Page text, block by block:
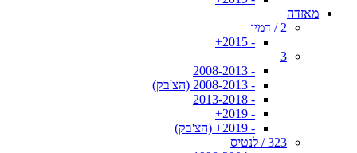
מאזדה
2 / דמיו
- 2015+
3
- 2008-2013
- 2008-2013 (הצ'בק)
- 2013-2018
- 2019+
- 2019+ (הצ'בק)
323 / לנטיס